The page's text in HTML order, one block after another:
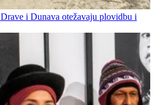
i Dunava otežavaju plovidbu i